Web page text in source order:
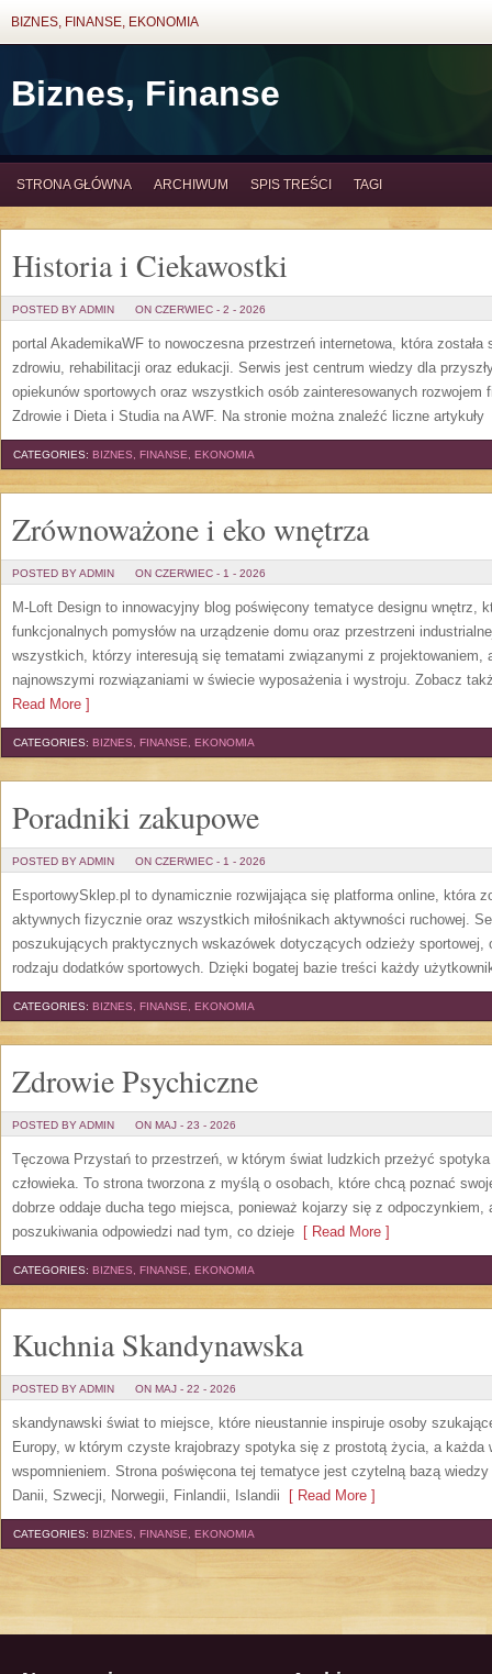
BIZNES, FINANSE, EKONOMIA
Biznes, Finanse
STRONA GŁÓWNA ARCHIWUM SPIS TREŚCI TAGI
Historia i Ciekawostki
POSTED BY ADMIN ON CZERWIEC - 2 - 2026
portal AkademikaWF to nowoczesna przestrzeń internetowa, która
zdrowiu, rehabilitacji oraz edukacji. Serwis jest centrum wiedzy dla
opiekunów sportowych oraz wszystkich osób zainteresowanych rozwojem
Zdrowie i Dieta i Studia na AWF. Na stronie można znaleźć liczne artykuły
CATEGORIES: BIZNES, FINANSE, EKONOMIA
Zrównoważone i eko wnętrza
POSTED BY ADMIN ON CZERWIEC - 1 - 2026
M-Loft Design to innowacyjny blog poświęcony tematyce designu wnętrz,
funkcjonalnych pomysłów na urządzenie domu oraz przestrzeni
wszystkich, którzy interesują się tematami związanymi z projektowaniem,
najnowszymi rozwiązaniami w świecie wyposażenia i wystroju. Zobacz
Read More ]
CATEGORIES: BIZNES, FINANSE, EKONOMIA
Poradniki zakupowe
POSTED BY ADMIN ON CZERWIEC - 1 - 2026
EsportowySklep.pl to dynamicznie rozwijająca się platforma online, która
aktywnych fizycznie oraz wszystkich miłośnikach aktywności ruchowej.
poszukujących praktycznych wskazówek dotyczących odzieży sportowej,
rodzaju dodatków sportowych. Dzięki bogatej bazie treści każdy
CATEGORIES: BIZNES, FINANSE, EKONOMIA
Zdrowie Psychiczne
POSTED BY ADMIN ON MAJ - 23 - 2026
Tęczowa Przystań to przestrzeń, w którym świat ludzkich przeżyć
człowieka. To strona tworzona z myślą o osobach, które chcą poznać
dobrze oddaje ducha tego miejsca, ponieważ kojarzy się z odpoczynkiem,
poszukiwania odpowiedzi nad tym, co dzieje [ Read More ]
CATEGORIES: BIZNES, FINANSE, EKONOMIA
Kuchnia Skandynawska
POSTED BY ADMIN ON MAJ - 22 - 2026
skandynawski świat to miejsce, które nieustannie inspiruje osoby
Europy, w którym czyste krajobrazy spotyka się z prostotą życia, a
wspomnieniem. Strona poświęcona tej tematyce jest czytelną bazą
Danii, Szwecji, Norwegii, Finlandii, Islandii [ Read More ]
CATEGORIES: BIZNES, FINANSE, EKONOMIA